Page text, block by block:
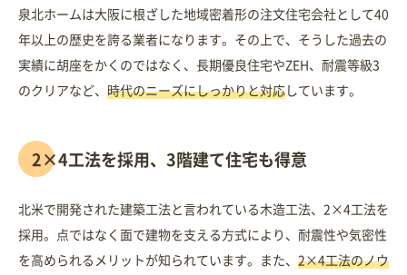
泉北ホームは大阪に根ざした地域密着形の注文住宅会社として40
年以上の歴史を誇る業者になります。その上で、そうした過去の
実績に胡座をかくのではなく、長期優良住宅やZEH、耐震等級3
のクリアなど、 時代のニーズにしっかりと対応しています。
2×4工法を採用、3階建て住宅も得意
北米で開発された建築工法と言われている木造工法、2×4工法を
採用。点ではなく面で建物を支える方式により、耐震性や気密性
を高められるメリットが知られています。また、 2×4工法のノウ